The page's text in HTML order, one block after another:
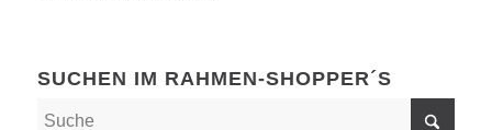
SUCHEN IM RAHMEN-SHOPPER´S